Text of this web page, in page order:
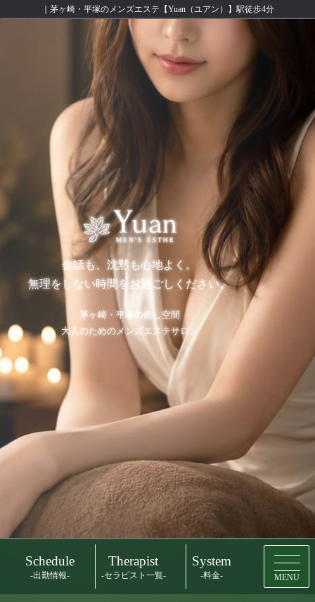
｜茅ヶ崎・平塚のメンズエステ【Yuan（ユアン）】駅徒歩4分
会話も、沈黙も心地よく。
無理をしない時間をお過ごしください。
茅ヶ崎・平塚の癒し空間
大人のためのメンズエステサロン
Schedule
-出勤情報-
Therapist
-セラピスト一覧-
System
-料金- MENU